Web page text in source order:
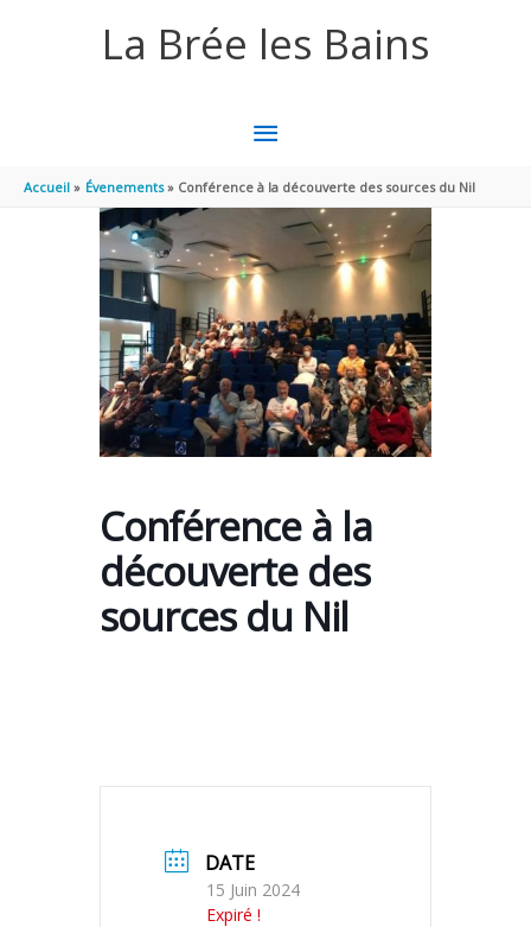
La Brée les Bains
MENU
PRINCIPAL
Accueil Évenements Conférence à la découverte des sources du Nil
Conférence à la
découverte des
sources du Nil
DATE
15 Juin 2024
Expiré !